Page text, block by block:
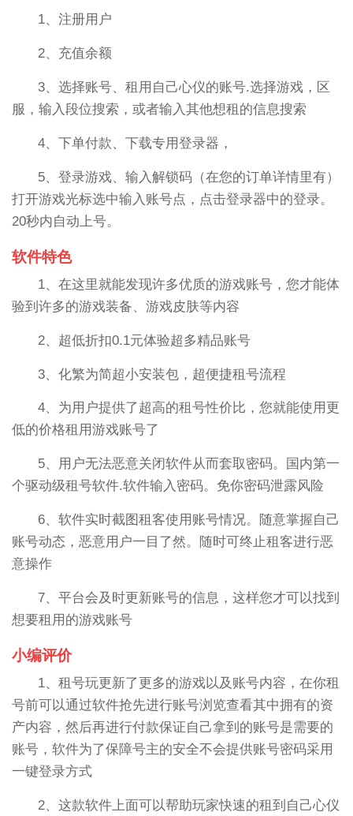
1、注册用户
2、充值余额
3、选择账号、租用自己心仪的账号.选择游戏，区
服，输入段位搜索，或者输入其他想租的信息搜索
4、下单付款、下载专用登录器，
5、登录游戏、输入解锁码（在您的订单详情里有）
打开游戏光标选中输入账号点，点击登录器中的登录。
20秒内自动上号。
软件特色
1、在这里就能发现许多优质的游戏账号，您才能体
验到许多的游戏装备、游戏皮肤等内容
2、超低折扣0.1元体验超多精品账号
3、化繁为简超小安装包，超便捷租号流程
4、为用户提供了超高的租号性价比，您就能使用更
低的价格租用游戏账号了
5、用户无法恶意关闭软件从而套取密码。国内第一
个驱动级租号软件.软件输入密码。免你密码泄露风险
6、软件实时截图租客使用账号情况。随意掌握自己
账号动态，恶意用户一目了然。随时可终止租客进行恶
意操作
7、平台会及时更新账号的信息，这样您才可以找到
想要租用的游戏账号
小编评价
1、租号玩更新了更多的游戏以及账号内容，在你租
号前可以通过软件抢先进行账号浏览查看其中拥有的资
产内容，然后再进行付款保证自己拿到的账号是需要的
账号，软件为了保障号主的安全不会提供账号密码采用
一键登录方式
2、这款软件上面可以帮助玩家快速的租到自己心仪